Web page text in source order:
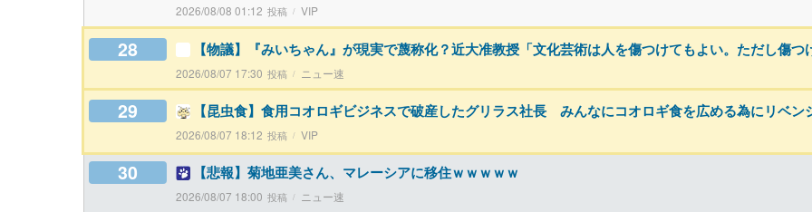
2026/08/08 01:12 VIP
28 【物議】『みいちゃん』が現実で蔑称化？近大准教授「文化芸術は人を傷つけてもよい。ただし傷つ
2026/08/07 17:30 ニュー速
29 【昆虫食】食用コオロギビジネスで破産したグリラス社長 みんなにコオロギ食を広める為にリベン
2026/08/07 18:12 VIP
30 【悲報】菊地亜美さん、マレーシアに移住ｗｗｗｗｗ
2026/08/07 18:00 ニュー速